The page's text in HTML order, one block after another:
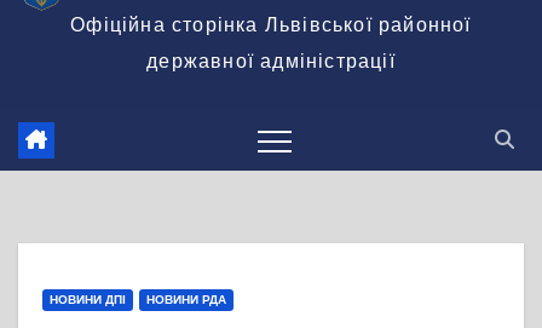
Офіційна сторінка Львівської районної
державної адміністрації
НОВИНИ ДПІ НОВИНИ РДА